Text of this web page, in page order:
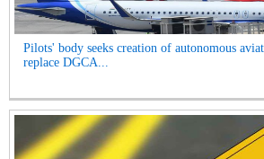
Pilots' body seeks creation of autonomous
replace DGCA...